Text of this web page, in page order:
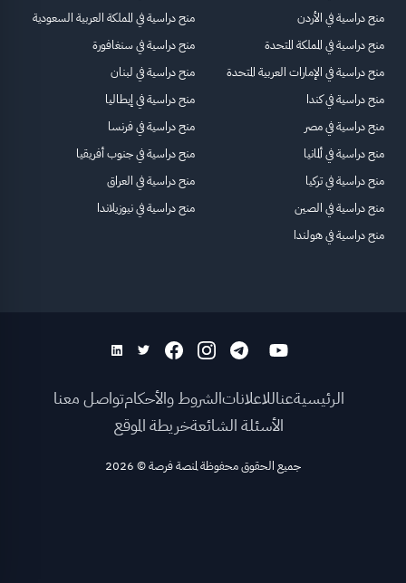
منح دراسية في الأردن
منح دراسية في المملكة المتحدة
منح دراسية في الإمارات العربية المتحدة
منح دراسية في كندا
منح دراسية في مصر
منح دراسية في ألمانيا
منح دراسية في تركيا
منح دراسية في الصين
منح دراسية في هولندا
منح دراسية في المملكة العربية السعودية
منح دراسية في سنغافورة
منح دراسية في لبنان
منح دراسية في إيطاليا
منح دراسية في فرنسا
منح دراسية في جنوب أفريقيا
منح دراسية في العراق
منح دراسية في نيوزيلاندا
الرئيسيةعناللاعلاناتالشروط والأحكامتواصل معنا
الأسئلة الشائعةخريطة الموقع
جميع الحقوق محفوظة لمنصة فرصة©
2026